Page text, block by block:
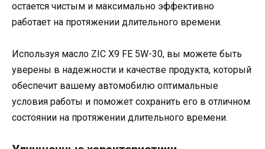
остается чистым и максимально эффективно
работает на протяжении длительного времени.
Используя масло ZIC X9 FE 5W-30, вы можете быть
уверены в надежности и качестве продукта, который
обеспечит вашему автомобилю оптимальные
условия работы и поможет сохранить его в отличном
состоянии на протяжении длительного времени.